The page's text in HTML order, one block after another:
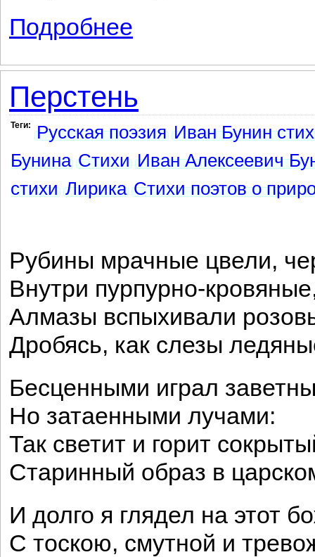
Подробнее
Перстень
Теги: Русская поэзия Иван Бунин
Бунина Стихи Иван Алексеевич
стихи Лирика Стихи поэтов о
Рубины мрачные цвели,
Внутри пурпурно-
Алмазы вспыхивали
Дробясь, как слезы
Бесценными играл
Но затаенными лучами:
Так светит и горит
Старинный образ в
И долго я глядел на этот
С тоскою, смутной и